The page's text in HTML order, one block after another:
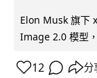
Elon Musk 旗下
Image 2.0 模型
12 分